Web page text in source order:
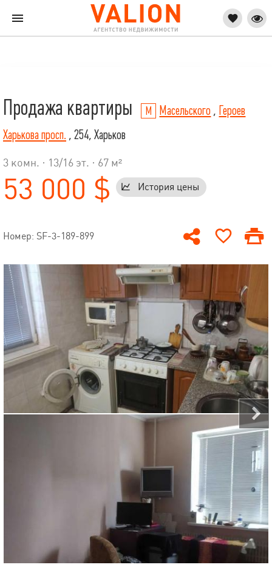
Продажа квартиры Масельского , Героев
Харькова просп. , 254, Харьков
3 комн. · 13/16 эт. · 67 м²
53 000 $ История цены
Номер: SF-3-189-899